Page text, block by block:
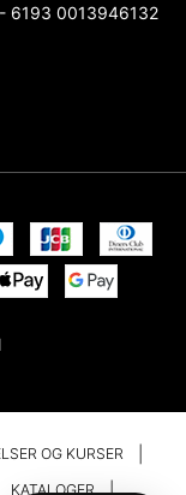
6193 0013946132
OG KURSER
KATALOGER